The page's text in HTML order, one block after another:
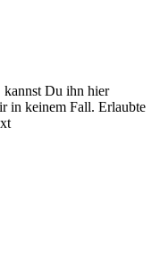
kannst Du ihn hier
in keinem Fall. Erlaubte